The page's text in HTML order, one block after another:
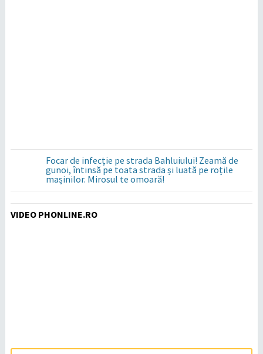
Focar de infecție pe strada Bahluiului! Zeamă de
gunoi, întinsă pe toata strada și luată pe roțile
mașinilor. Mirosul te omoară!
VIDEO PHONLINE.RO